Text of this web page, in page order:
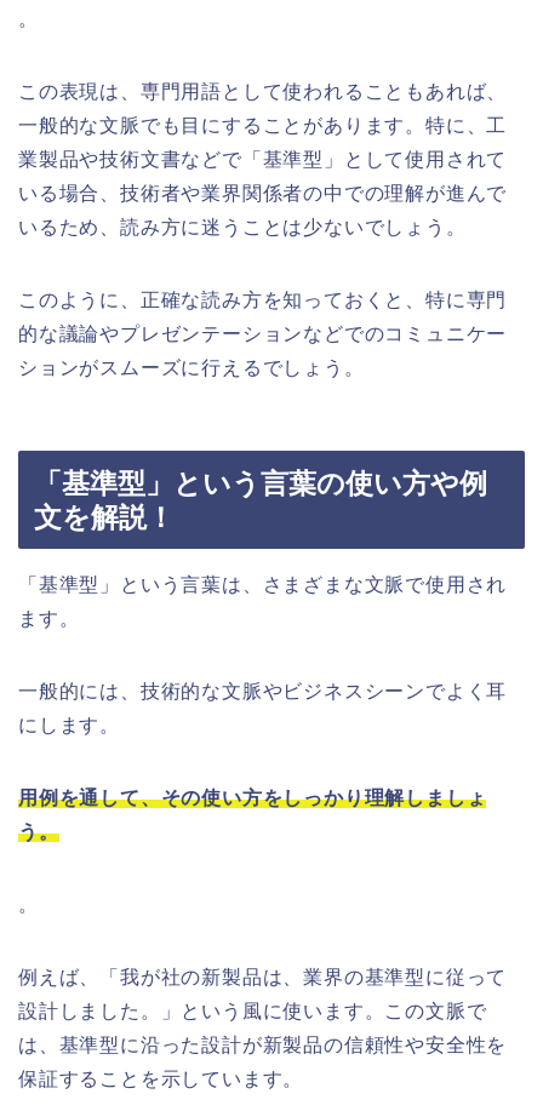
。
この表現は、専門用語として使われることもあれば、
一般的な文脈でも目にすることがあります。特に、工
業製品や技術文書などで「基準型」として使用されて
いる場合、技術者や業界関係者の中での理解が進んで
いるため、読み方に迷うことは少ないでしょう。
このように、正確な読み方を知っておくと、特に専門
的な議論やプレゼンテーションなどでのコミュニケー
ションがスムーズに行えるでしょう。
「基準型」という言葉の使い方や例
文を解説！
「基準型」という言葉は、さまざまな文脈で使用され
ます。
一般的には、技術的な文脈やビジネスシーンでよく耳
にします。
用例を通して、その使い方をしっかり理解しましょ
う。
。
例えば、「我が社の新製品は、業界の基準型に従って
設計しました。」という風に使います。この文脈で
は、基準型に沿った設計が新製品の信頼性や安全性を
保証することを示しています。